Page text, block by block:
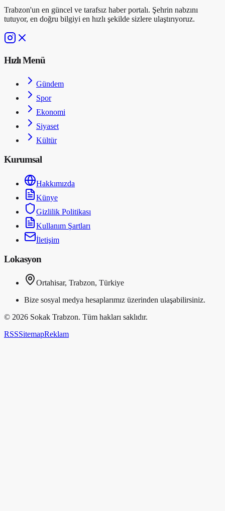
Trabzon'un en güncel ve tarafsız haber portalı. Şehrin nabzını
tutuyor, en doğru bilgiyi en hızlı şekilde sizlere ulaştırıyoruz.
Hızlı Menü
Gündem
Spor
Ekonomi
Siyaset
Kültür
Kurumsal
Hakkımızda
Künye
Gizlilik Politikası
Kullanım Şartları
İletişim
Lokasyon
Ortahisar, Trabzon, Türkiye
Bize sosyal medya hesaplarımız üzerinden ulaşabilirsiniz.
© 2026 Sokak Trabzon. Tüm hakları saklıdır.
RSSSitemapReklam